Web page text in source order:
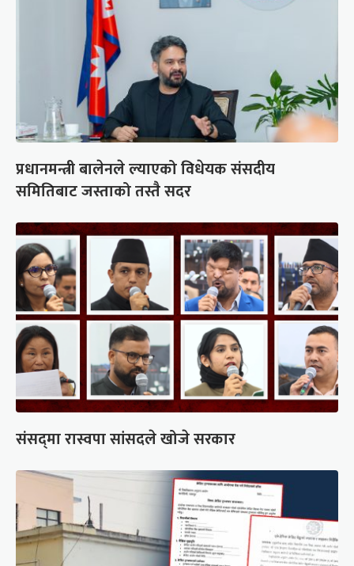
प्रधानमन्त्री बालेनले ल्याएको विधेयक संसदीय
समितिबाट जस्ताको तस्तै सदर
संसद्‍मा रास्वपा सांसदले खोजे सरकार